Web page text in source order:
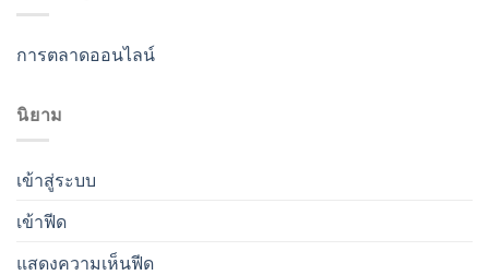
การตลาดออนไลน์
นิยาม
เข้าสู่ระบบ
เข้าฟีด
แสดงความเห็นฟีด